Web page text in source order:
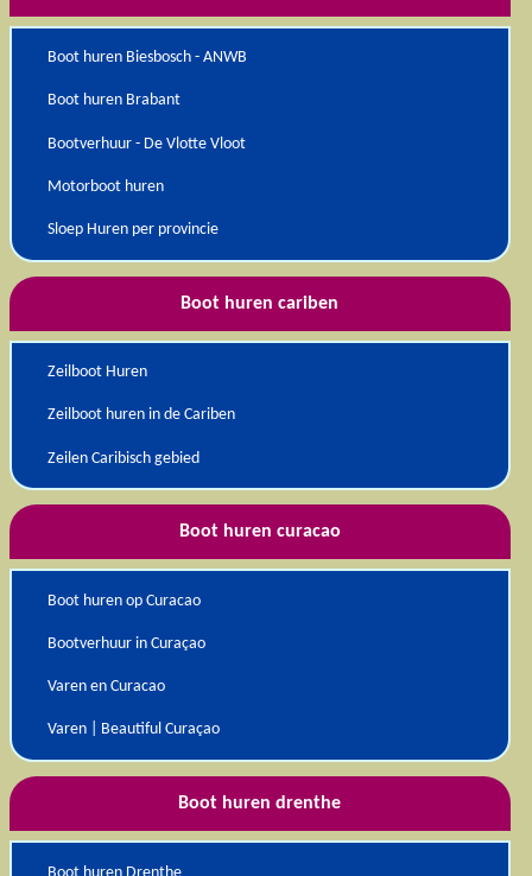
Boot huren Biesbosch - ANWB
Boot huren Brabant
Bootverhuur - De Vlotte Vloot
Motorboot huren
Sloep Huren per provincie
Boot huren cariben
Zeilboot Huren
Zeilboot huren in de Cariben
Zeilen Caribisch gebied
Boot huren curacao
Boot huren op Curacao
Bootverhuur in Curaçao
Varen en Curacao
Varen | Beautiful Curaçao
Boot huren drenthe